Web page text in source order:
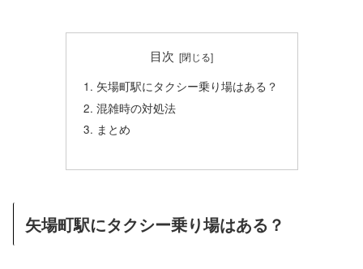
目次
矢場町駅にタクシー乗り場はある？
混雑時の対処法
まとめ
矢場町駅にタクシー乗り場はある？